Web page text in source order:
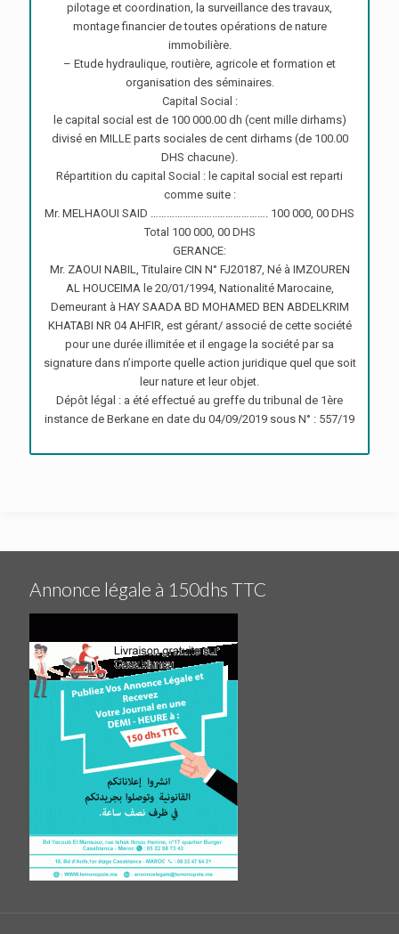
pilotage et coordination, la surveillance des travaux,
montage financier de toutes opérations de nature
immobilière.
– Etude hydraulique, routière, agricole et formation et
organisation des séminaires.
Capital Social :
le capital social est de 100 000.00 dh (cent mille dirhams)
divisé en MILLE parts sociales de cent dirhams (de 100.00
DHS chacune).
Répartition du capital Social : le capital social est reparti
comme suite :
Mr. MELHAOUI SAID ………………..…..………………. 100 000, 00 DHS
Total 100 000, 00 DHS
GERANCE:
Mr. ZAOUI NABIL, Titulaire CIN N° FJ20187, Né à IMZOUREN
AL HOUCEIMA le 20/01/1994, Nationalité Marocaine,
Demeurant à HAY SAADA BD MOHAMED BEN ABDELKRIM
KHATABI NR 04 AHFIR, est gérant/ associé de cette société
pour une durée illimitée et il engage la société par sa
signature dans n’importe quelle action juridique quel que soit
leur nature et leur objet.
Dépôt légal : a été effectué au greffe du tribunal de 1ère
instance de Berkane en date du 04/09/2019 sous N° : 557/19
Annonce légale à 150dhs TTC